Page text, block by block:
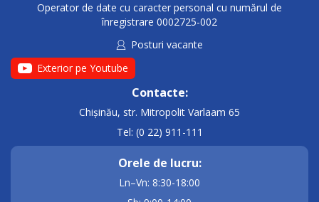
Operator de date cu caracter personal cu numărul de
înregistrare 0002725-002
Posturi vacante
Exterior pe Youtube
Contacte:
Chișinău, str. Mitropolit Varlaam 65
Tel: (0 22) 911-111
Orele de lucru:
Ln–Vn: 8:30-18:00